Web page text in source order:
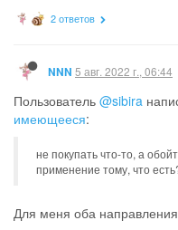
2 ответов
NNN 5 авг. 2022 г., 06:44
Пользователь @sibira
имеющееся:
не покупать что-то, а
применение тому, что
Для меня оба